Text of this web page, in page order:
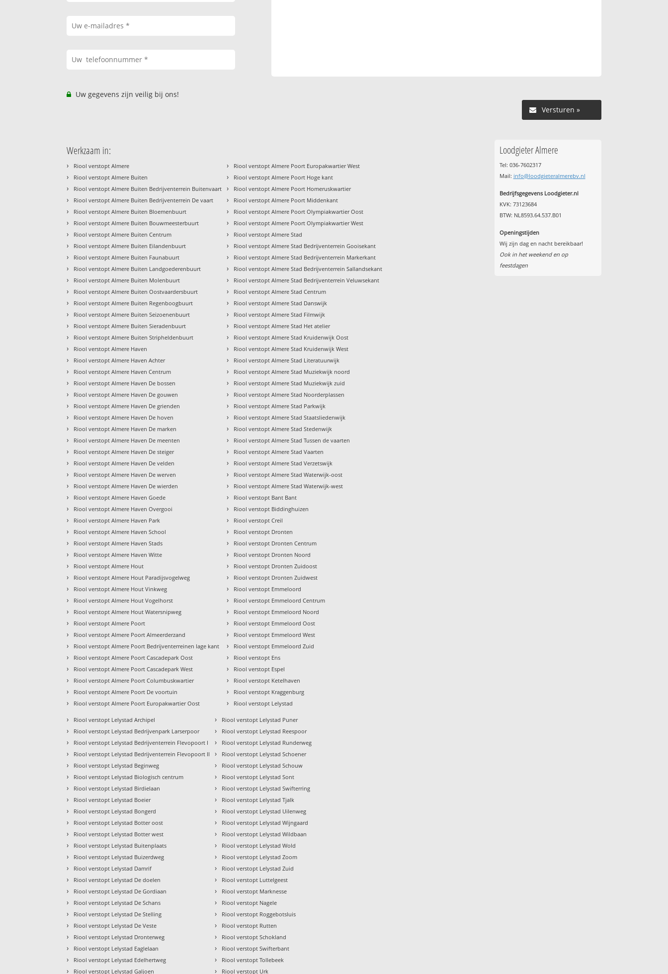
Uw gegevens zijn veilig bij ons!
Versturen »
Werkzaam in:
› Riool verstopt Almere
› Riool verstopt Almere Buiten
› Riool verstopt Almere Buiten Bedrijventerrein Buitenvaart
› Riool verstopt Almere Buiten Bedrijventerrein De vaart
› Riool verstopt Almere Buiten Bloemenbuurt
› Riool verstopt Almere Buiten Bouwmeesterbuurt
› Riool verstopt Almere Buiten Centrum
› Riool verstopt Almere Buiten Eilandenbuurt
› Riool verstopt Almere Buiten Faunabuurt
› Riool verstopt Almere Buiten Landgoederenbuurt
› Riool verstopt Almere Buiten Molenbuurt
› Riool verstopt Almere Buiten Oostvaardersbuurt
› Riool verstopt Almere Buiten Regenboogbuurt
› Riool verstopt Almere Buiten Seizoenenbuurt
› Riool verstopt Almere Buiten Sieradenbuurt
› Riool verstopt Almere Buiten Stripheldenbuurt
› Riool verstopt Almere Haven
› Riool verstopt Almere Haven Achter
› Riool verstopt Almere Haven Centrum
› Riool verstopt Almere Haven De bossen
› Riool verstopt Almere Haven De gouwen
› Riool verstopt Almere Haven De grienden
› Riool verstopt Almere Haven De hoven
› Riool verstopt Almere Haven De marken
› Riool verstopt Almere Haven De meenten
› Riool verstopt Almere Haven De steiger
› Riool verstopt Almere Haven De velden
› Riool verstopt Almere Haven De werven
› Riool verstopt Almere Haven De wierden
› Riool verstopt Almere Haven Goede
› Riool verstopt Almere Haven Overgooi
› Riool verstopt Almere Haven Park
› Riool verstopt Almere Haven School
› Riool verstopt Almere Haven Stads
› Riool verstopt Almere Haven Witte
› Riool verstopt Almere Hout
› Riool verstopt Almere Hout Paradijsvogelweg
› Riool verstopt Almere Hout Vinkweg
› Riool verstopt Almere Hout Vogelhorst
› Riool verstopt Almere Hout Watersnipweg
› Riool verstopt Almere Poort
› Riool verstopt Almere Poort Almeerderzand
› Riool verstopt Almere Poort Bedrijventerreinen lage kant
› Riool verstopt Almere Poort Cascadepark Oost
› Riool verstopt Almere Poort Cascadepark West
› Riool verstopt Almere Poort Columbuskwartier
› Riool verstopt Almere Poort De voortuin
› Riool verstopt Almere Poort Europakwartier Oost
› Riool verstopt Almere Poort Europakwartier West
› Riool verstopt Almere Poort Hoge kant
› Riool verstopt Almere Poort Homeruskwartier
› Riool verstopt Almere Poort Middenkant
› Riool verstopt Almere Poort Olympiakwartier Oost
› Riool verstopt Almere Poort Olympiakwartier West
› Riool verstopt Almere Stad
› Riool verstopt Almere Stad Bedrijventerrein Gooisekant
› Riool verstopt Almere Stad Bedrijventerrein Markerkant
› Riool verstopt Almere Stad Bedrijventerrein Sallandsekant
› Riool verstopt Almere Stad Bedrijventerrein Veluwsekant
› Riool verstopt Almere Stad Centrum
› Riool verstopt Almere Stad Danswijk
› Riool verstopt Almere Stad Filmwijk
› Riool verstopt Almere Stad Het atelier
› Riool verstopt Almere Stad Kruidenwijk Oost
› Riool verstopt Almere Stad Kruidenwijk West
› Riool verstopt Almere Stad Literatuurwijk
› Riool verstopt Almere Stad Muziekwijk noord
› Riool verstopt Almere Stad Muziekwijk zuid
› Riool verstopt Almere Stad Noorderplassen
› Riool verstopt Almere Stad Parkwijk
› Riool verstopt Almere Stad Staatsliedenwijk
› Riool verstopt Almere Stad Stedenwijk
› Riool verstopt Almere Stad Tussen de vaarten
› Riool verstopt Almere Stad Vaarten
› Riool verstopt Almere Stad Verzetswijk
› Riool verstopt Almere Stad Waterwijk-oost
› Riool verstopt Almere Stad Waterwijk-west
› Riool verstopt Bant Bant
› Riool verstopt Biddinghuizen
› Riool verstopt Creil
› Riool verstopt Dronten
› Riool verstopt Dronten Centrum
› Riool verstopt Dronten Noord
› Riool verstopt Dronten Zuidoost
› Riool verstopt Dronten Zuidwest
› Riool verstopt Emmeloord
› Riool verstopt Emmeloord Centrum
› Riool verstopt Emmeloord Noord
› Riool verstopt Emmeloord Oost
› Riool verstopt Emmeloord West
› Riool verstopt Emmeloord Zuid
› Riool verstopt Ens
› Riool verstopt Espel
› Riool verstopt Ketelhaven
› Riool verstopt Kraggenburg
› Riool verstopt Lelystad
› Riool verstopt Lelystad Archipel
› Riool verstopt Lelystad Bedrijvenpark Larserpoor
› Riool verstopt Lelystad Bedrijventerrein Flevopoort I
› Riool verstopt Lelystad Bedrijventerrein Flevopoort II
› Riool verstopt Lelystad Beginweg
› Riool verstopt Lelystad Biologisch centrum
› Riool verstopt Lelystad Birdielaan
› Riool verstopt Lelystad Boeier
› Riool verstopt Lelystad Bongerd
› Riool verstopt Lelystad Botter oost
› Riool verstopt Lelystad Botter west
› Riool verstopt Lelystad Buitenplaats
› Riool verstopt Lelystad Buizerdweg
› Riool verstopt Lelystad Damrif
› Riool verstopt Lelystad De doelen
› Riool verstopt Lelystad De Gordiaan
› Riool verstopt Lelystad De Schans
› Riool verstopt Lelystad De Stelling
› Riool verstopt Lelystad De Veste
› Riool verstopt Lelystad Dronterweg
› Riool verstopt Lelystad Eaglelaan
› Riool verstopt Lelystad Edelhertweg
› Riool verstopt Lelystad Galjoen
› Riool verstopt Lelystad Puner
› Riool verstopt Lelystad Reespoor
› Riool verstopt Lelystad Runderweg
› Riool verstopt Lelystad Schoener
› Riool verstopt Lelystad Schouw
› Riool verstopt Lelystad Sont
› Riool verstopt Lelystad Swifterring
› Riool verstopt Lelystad Tjalk
› Riool verstopt Lelystad Uilenweg
› Riool verstopt Lelystad Wijngaard
› Riool verstopt Lelystad Wildbaan
› Riool verstopt Lelystad Wold
› Riool verstopt Lelystad Zoom
› Riool verstopt Lelystad Zuid
› Riool verstopt Luttelgeest
› Riool verstopt Marknesse
› Riool verstopt Nagele
› Riool verstopt Roggebotsluis
› Riool verstopt Rutten
› Riool verstopt Schokland
› Riool verstopt Swifterbant
› Riool verstopt Tollebeek
› Riool verstopt Urk
Loodgieter Almere
Tel: 036-7602317
Mail: info@loodgieteralmerebv.nl
Bedrijfsgegevens Loodgieter.nl
KVK: 73123684
BTW: NL8593.64.537.B01
Openingstijden
Wij zijn dag en nacht bereikbaar!
Ook in het weekend en op
feestdagen